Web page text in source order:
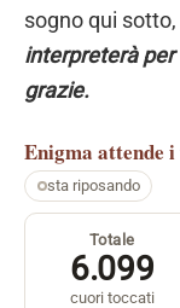
sogno qui
interpreterà per
grazie.
Enigma attende
sta riposando
Totale
6.099
cuori toccati